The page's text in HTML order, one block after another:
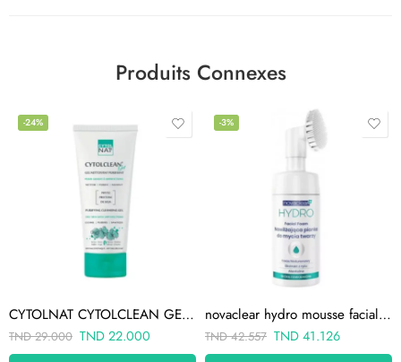
Produits Connexes
-24%
CYTOLNAT CYTOLCLEAN GEL NETTOYANT 175ML
TND29.000 TND22.000
-3%
novaclear hydro mousse facial 100ml + brosse
TND42.557 TND41.126